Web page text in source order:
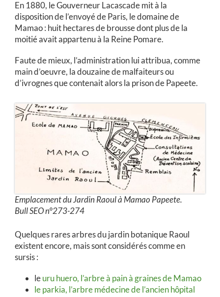
En 1880, le Gouverneur Lacascade mit à la
disposition de l’envoyé de Paris, le domaine de
Mamao : huit hectares de brousse dont plus de la
moitié avait appartenu à la Reine Pomare.
Faute de mieux, l’administration lui attribua, comme
main d’oeuvre, la douzaine de malfaiteurs ou
d’ivrognes que contenait alors la prison de Papeete.
Emplacement du Jardin Raoul à Mamao Papeete.
Bull SEO n°273-274
Quelques rares arbres du jardin botanique Raoul
existent encore, mais sont considérés comme en
sursis :
leuru huero, l’arbre à pain à graines de Mamao
le parkia, l’arbre médecine de l’ancien hôpital